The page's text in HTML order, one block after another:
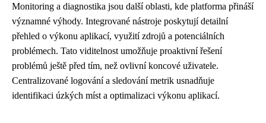
Monitoring a diagnostika jsou další oblasti, kde platforma přináší
významné výhody. Integrované nástroje poskytují detailní
přehled o výkonu aplikací, využití zdrojů a potenciálních
problémech. Tato viditelnost umožňuje proaktivní řešení
problémů ještě před tím, než ovlivní koncové uživatele.
Centralizované logování a sledování metrik usnadňuje
identifikaci úzkých míst a optimalizaci výkonu aplikací.